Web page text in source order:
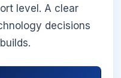
level. A clear
decisions